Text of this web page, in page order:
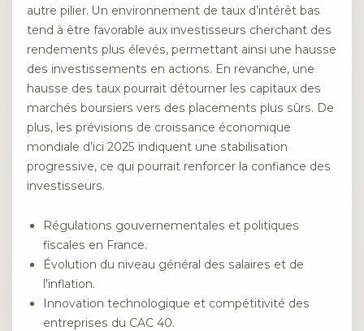
autre pilier. Un environnement de taux d’intérêt bas
tend à être favorable aux investisseurs cherchant des
rendements plus élevés, permettant ainsi une hausse
des investissements en actions. En revanche, une
hausse des taux pourrait détourner les capitaux des
marchés boursiers vers des placements plus sûrs. De
plus, les prévisions de croissance économique
mondiale d’ici 2025 indiquent une stabilisation
progressive, ce qui pourrait renforcer la confiance des
investisseurs.
Régulations gouvernementales et politiques
fiscales en France.
Évolution du niveau général des salaires et de
l’inflation.
Innovation technologique et compétitivité des
entreprises du CAC 40.